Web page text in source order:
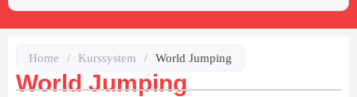
Home / Kurssystem / World Jumping
World Jumping